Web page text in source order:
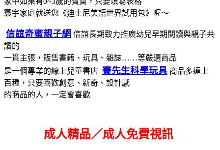
寰宇家庭就送您《迪士尼美語世界試用包》喔～
信誼奇蜜親子網 信誼長期致力推廣幼兒早期閱讀與親子共
讀的
一貫主張，販售書藉、玩具、雜誌……等嚴選商品
是一個專業的線上兒童書店 賽先生科學玩具 商品多達上
百種，只要喜歡創意、新奇、設計感
的商品的人，一定會喜歡
成人精品／成人免費視訊